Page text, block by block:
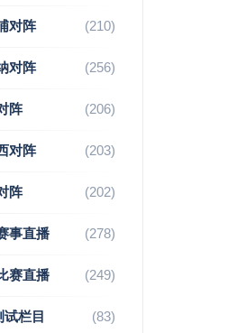
对阵 (210)
对阵 (256)
阵 (206)
对阵 (203)
阵 (202)
事直播 (278)
赛直播 (249)
栏目 (83)